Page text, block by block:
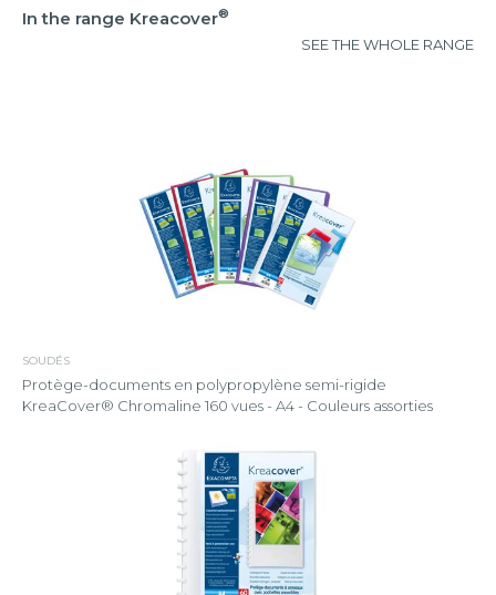
In the range Kreacover®
SEE THE WHOLE RANGE
SOUDÉS
Protège-documents en polypropylène semi-rigide
KreaCover® Chromaline 160 vues - A4 - Couleurs assorties